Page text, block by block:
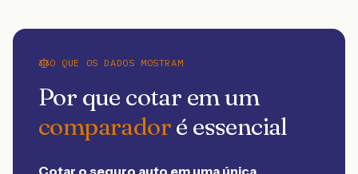
O QUE OS DADOS MOSTRAM
Por que cotar em um
comparadoré essencial
Cotar o seguro auto em uma única